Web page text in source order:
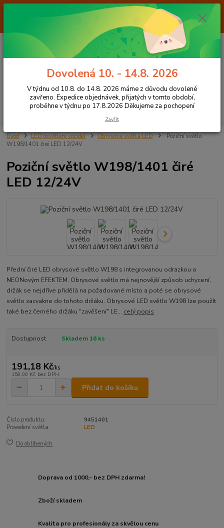
Od 7.8. do 14.8. 2026 máme z důvodu dovolené ZAVŘENO. Expedice
objednávek, přijatých v tomto období, proběhne v týdnu po 17.8.2026
Děkujeme za pochopení
CZK
Hledat
+420 605 283 713
za0,00 Kč
Úvod LED osvětlení vozidel Obrysová světla LED
Poziční světlo
W198/1401 čiré LED 12/24V
Poziční světlo W198/1401 čiré
LED 12/24V
Přední čiré LED obrysové světlo W198 s integrovanou odrazkou a
NEONovým EFEKTEM. Obrysové světlo má nejnovější způsob uchycení,
držák se nejdříve přidělá na požadované místo a poté se obrysové
světlo zacvakne do tohoto držáku. Obrysové LED světlo W198 lze použít
také bez černého držáku "zavěšení" LE... celý popis
Dostupnost Skladem 16 ks
191,18 Kč/ks
158,00 Kč bez DPH
Přidat do košíku
Číslo produktu:
9451401
Provedení světla:
LED
Do oblíbených
Doprava od 1000,- bez DPH zdarma!
Zboží skladem
Kvalita pro profesionály za skvělou cenu
Dovolená 10. - 14.8. 2026
V týdnu od 10.8. do 14.8. 2026 máme z důvodu dovolené
zavřeno. Expedice objednávek, přijatých v tomto období,
proběhne v týdnu po 17.8.2026 Děkujeme za pochopení
Zavřít